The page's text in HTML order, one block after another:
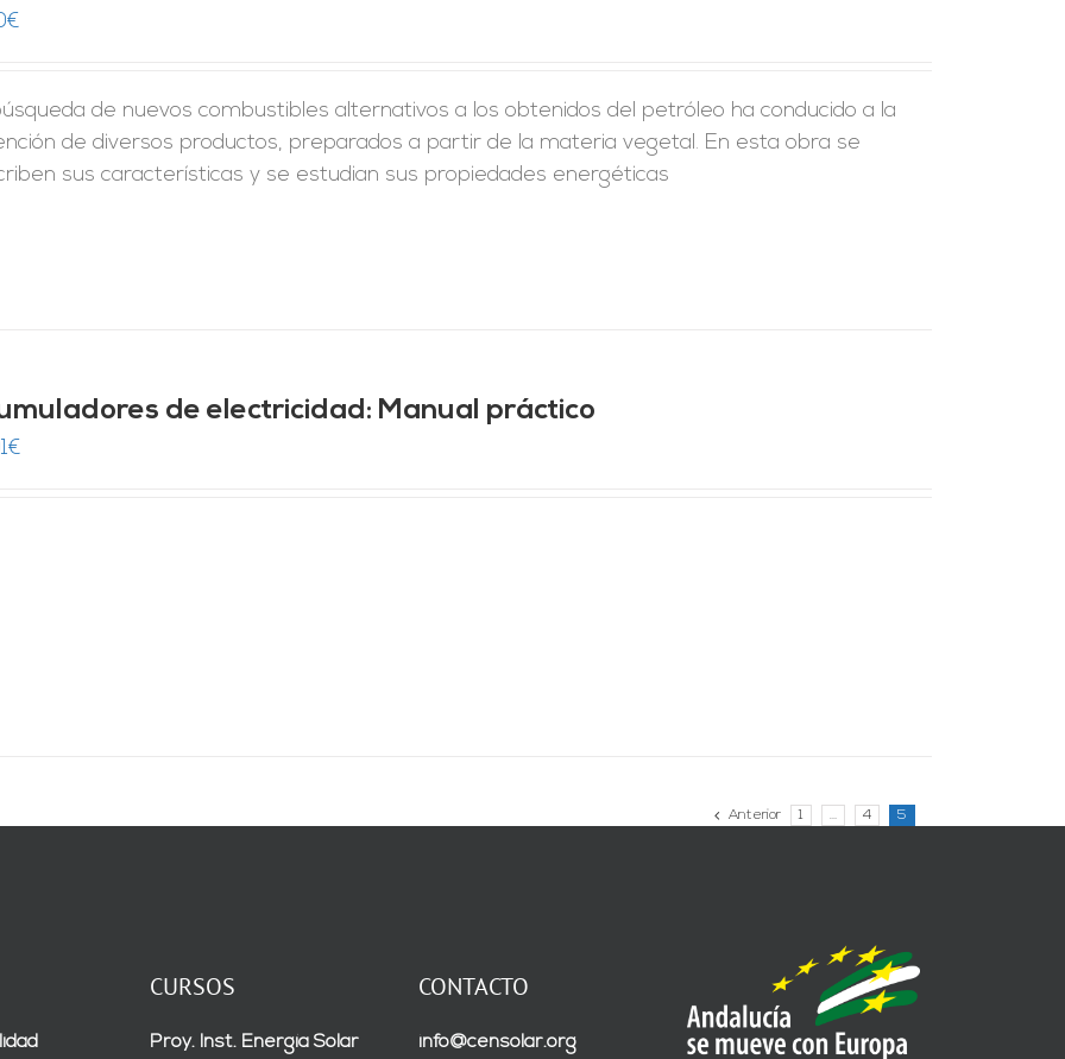
€
de nuevos combustibles alternativos a los obtenidos del petróleo ha conducido a la
de diversos productos, preparados a partir de la materia vegetal. En esta obra se
sus características y se estudian sus propiedades energéticas
de electricidad: Manual práctico
€
Anterior 1 … 4 5
CURSOS
Proy. Inst. Energía Solar
CONTACTO
info@censolar.org